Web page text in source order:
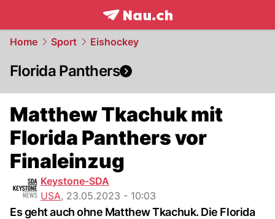
frontpage.NAU.ch
Home Sport Eishockey
Florida Panthers
Matthew Tkachuk mit
Florida Panthers vor
Finaleinzug
Keystone-SDA
USA, 23.05.2023 - 10:03
Es geht auch ohne Matthew Tkachuk. Die Florida